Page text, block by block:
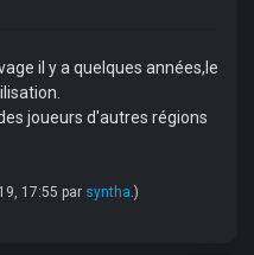
il y a quelques années,le
joueurs d'autres régions
17:55 par syntha .)